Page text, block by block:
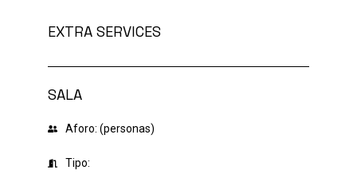
EXTRA SERVICES
SALA
Aforo: (personas)
Tipo: